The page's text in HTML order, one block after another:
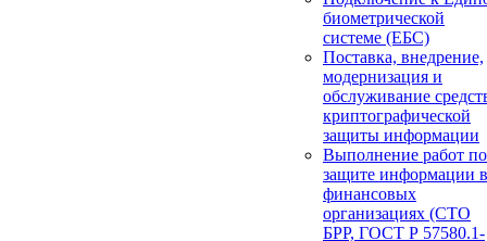
биометрической
системе (ЕБС)
Поставка, внедрение,
модернизация и
обслуживание
криптографической
защиты информации
Выполнение работ по
защите информации в
финансовых
организациях (СТО
БРР, ГОСТ Р 57580.1-